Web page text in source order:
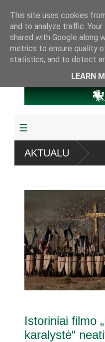
AKTUALU
pat. referendumui dėl
Istoriniai filmo
karalystė“
This site uses cookies
and to analyze traffic.
shared with Google along
metrics to ensure quality
statistics, and to detect
LEARN